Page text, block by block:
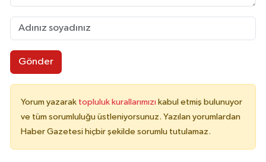
Gönder
Yorum yazarak topluluk kurallarımızı kabul etmiş bulunuyor
ve tüm sorumluluğu üstleniyorsunuz. Yazılan yorumlardan
Haber Gazetesi hiçbir şekilde sorumlu tutulamaz.